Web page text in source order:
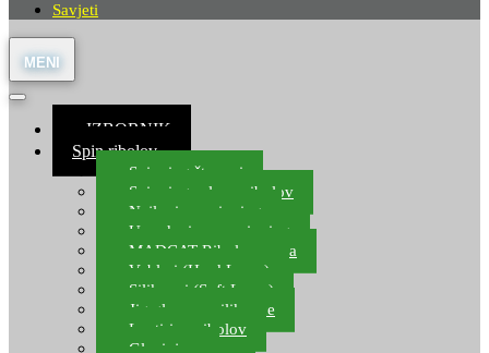
Savjeti
≡ IZBORNIK
Spin ribolov
Spinning štapovi
Spinning role za ribolov
Najloni za spinning
Upredenice za spinning
MADCAT Ribolov soma
Vobleri (Hard Lures)
Silikonci (Soft Lures)
Jig glave za silikonce
Leptiri za ribolov
Glavinjare